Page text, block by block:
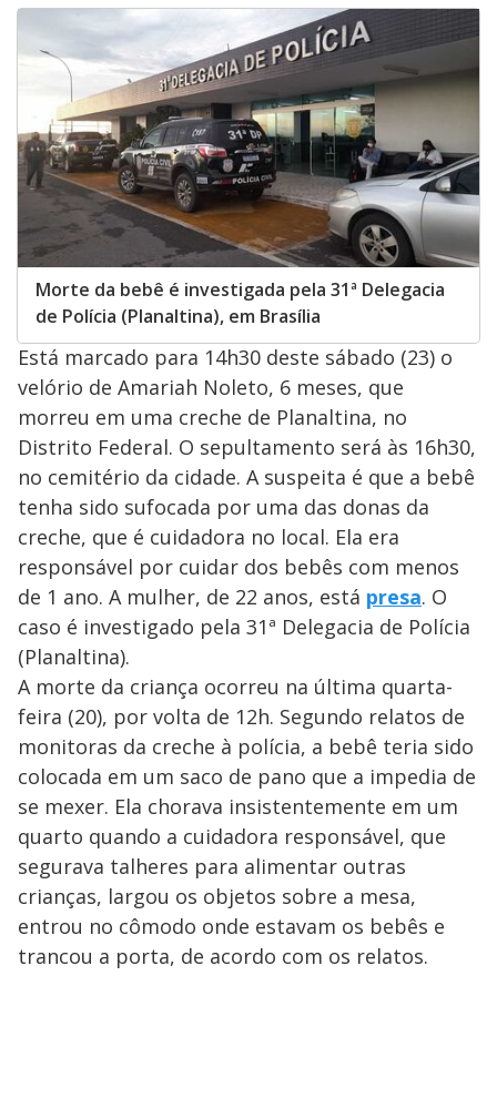
Morte da bebê é investigada pela 31ª Delegacia
de Polícia (Planaltina), em Brasília
Está marcado para 14h30 deste sábado (23) o
velório de Amariah Noleto, 6 meses, que
morreu em uma creche de Planaltina, no
Distrito Federal. O sepultamento será às 16h30,
no cemitério da cidade. A suspeita é que a bebê
tenha sido sufocada por uma das donas da
creche, que é cuidadora no local. Ela era
responsável por cuidar dos bebês com menos
de 1 ano. A mulher, de 22 anos, está presa. O
caso é investigado pela 31ª Delegacia de Polícia
(Planaltina).
A morte da criança ocorreu na última quarta-
feira (20), por volta de 12h. Segundo relatos de
monitoras da creche à polícia, a bebê teria sido
colocada em um saco de pano que a impedia de
se mexer. Ela chorava insistentemente em um
quarto quando a cuidadora responsável, que
segurava talheres para alimentar outras
crianças, largou os objetos sobre a mesa,
entrou no cômodo onde estavam os bebês e
trancou a porta, de acordo com os relatos.